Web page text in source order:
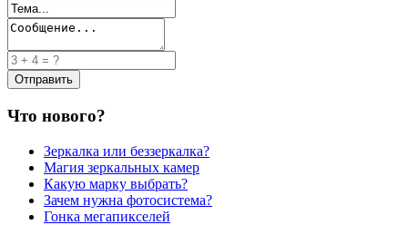
Что нового?
Зеркалка или беззеркалка?
Магия зеркальных камер
Какую марку выбрать?
Зачем нужна фотосистема?
Гонка мегапикселей